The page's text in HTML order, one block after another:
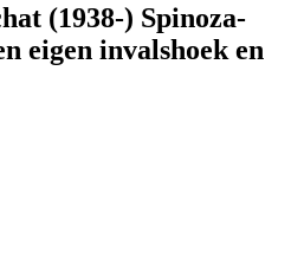
(1938-) Spinoza-
eigen invalshoek en